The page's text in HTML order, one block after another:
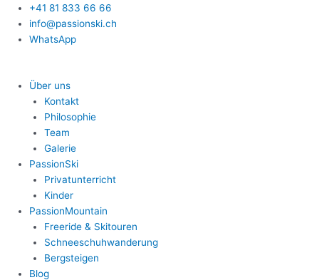
Zum
Inhalt
springen
+41 81 833 66 66
info@passionski.ch
WhatsApp
Über uns
Kontakt
Philosophie
Team
Galerie
PassionSki
Privatunterricht
Kinder
PassionMountain
Freeride & Skitouren
Schneeschuhwanderung
Bergsteigen
Blog